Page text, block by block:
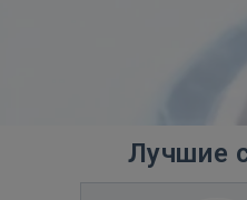
Лучшие